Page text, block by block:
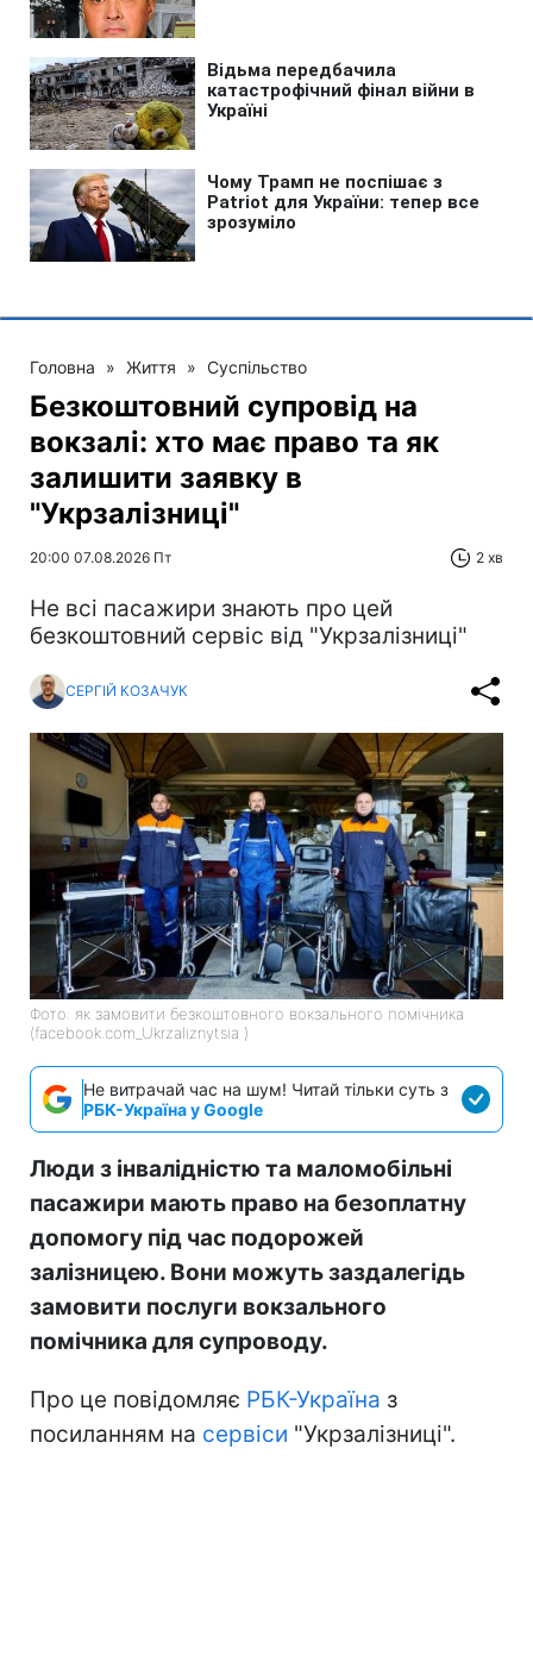
Головна » Життя » Суспільство
Безкоштовний супровід на
вокзалі: хто має право та як
залишити заявку в
"Укрзалізниці"
20:00 07.08.2026 Пт 2 хв
Не всі пасажири знають про цей
безкоштовний сервіс від "Укрзалізниці"
СЕРГІЙ КОЗАЧУК
Фото: як замовити безкоштовного вокзального помічника
(facebook.com_Ukrzaliznytsia )
Не витрачай час на шум! Читай тільки суть з
РБК-Україна у Google
Люди з інвалідністю та маломобільні
пасажири мають право на безоплатну
допомогу під час подорожей
залізницею. Вони можуть заздалегідь
замовити послуги вокзального
помічника для супроводу.
Про це повідомляє РБК-Україна з
посиланням на сервіси "Укрзалізниці".